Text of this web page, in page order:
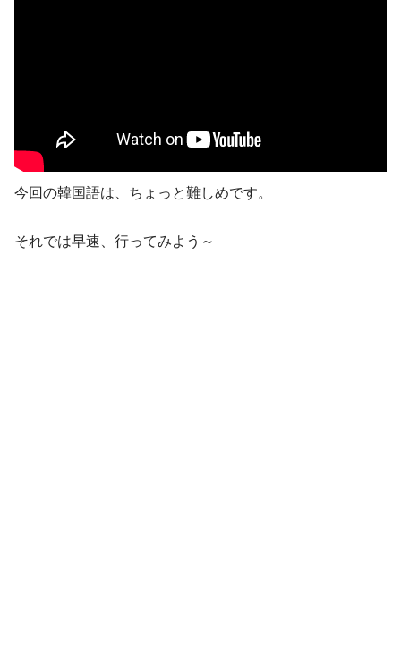
今回の韓国語は、ちょっと難しめです。
それでは早速、行ってみよう～